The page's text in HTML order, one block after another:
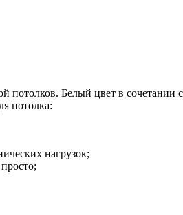
Белый цвет в сочетании с
потолка:
нагрузок;